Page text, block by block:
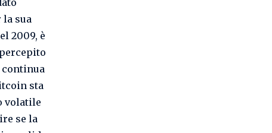
la sua
2009, è
sta
volatile
se la